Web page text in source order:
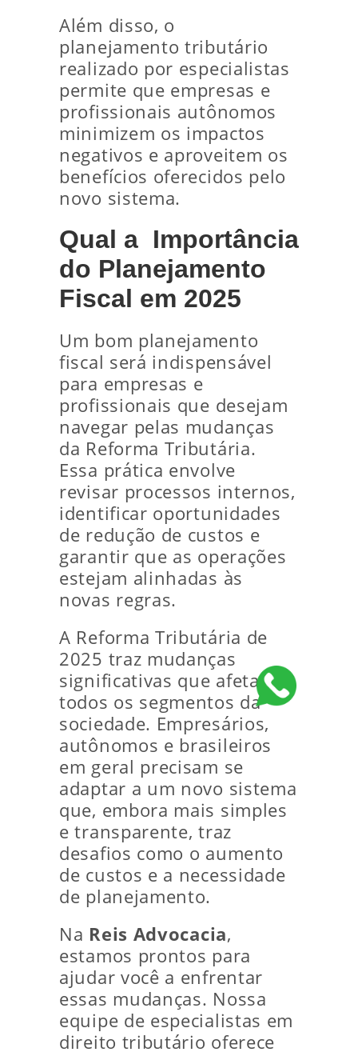
Além disso, o
planejamento tributário
realizado por especialistas
permite que empresas e
profissionais autônomos
minimizem os impactos
negativos e aproveitem os
benefícios oferecidos pelo
novo sistema.
Qual a Importância
do Planejamento
Fiscal em 2025
Um bom planejamento
fiscal será indispensável
para empresas e
profissionais que desejam
navegar pelas mudanças
da Reforma Tributária.
Essa prática envolve
revisar processos internos,
identificar oportunidades
de redução de custos e
garantir que as operações
estejam alinhadas às
novas regras.
A Reforma Tributária de
2025 traz mudanças
significativas que afetam
todos os segmentos da
sociedade. Empresários,
autônomos e brasileiros
em geral precisam se
adaptar a um novo sistema
que, embora mais simples
e transparente, traz
desafios como o aumento
de custos e a necessidade
de planejamento.
Na Reis Advocacia,
estamos prontos para
ajudar você a enfrentar
essas mudanças. Nossa
equipe de especialistas em
direito tributário oferece